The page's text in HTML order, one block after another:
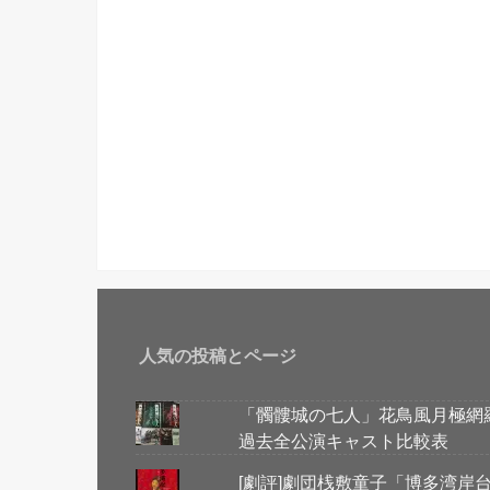
人気の投稿とページ
「髑髏城の七人」花鳥風月極網
過去全公演キャスト比較表
[劇評]劇団桟敷童子「博多湾岸